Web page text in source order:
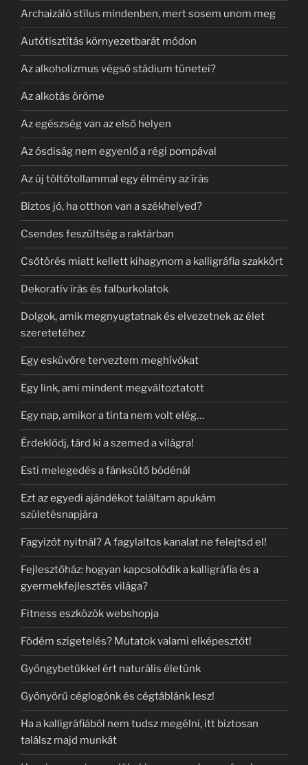
Archaizáló stílus mindenben, mert sosem unom meg
Autótisztítás környezetbarát módon
Az alkoholizmus végső stádium tünetei?
Az alkotás öröme
Az egészség van az első helyen
Az ósdiság nem egyenlő a régi pompával
Az új töltőtollammal egy élmény az írás
Biztos jó, ha otthon van a székhelyed?
Csendes feszültség a raktárban
Csőtörés miatt kellett kihagynom a kalligráfia szakkört
Dekoratív írás és falburkolatok
Dolgok, amik megnyugtatnak és elvezetnek az élet
szeretetéhez
Egy esküvőre terveztem meghívókat
Egy link, ami mindent megváltoztatott
Egy nap, amikor a tinta nem volt elég…
Érdeklődj, tárd ki a szemed a világra!
Esti melegedés a fánksütő bódénál
Ezt az egyedi ajándékot találtam apukám
születésnapjára
Fagyizót nyitnál? A fagylaltos kanalat ne felejtsd el!
Fejlesztőház: hogyan kapcsolódik a kalligráfia és a
gyermekfejlesztés világa?
Fitness eszközök webshopja
Födém szigetelés? Mutatok valami elképesztőt!
Gyöngybetűkkel ért naturális életünk
Gyönyörű céglogónk és cégtáblánk lesz!
Ha a kalligráfiából nem tudsz megélni, itt biztosan
találsz majd munkát